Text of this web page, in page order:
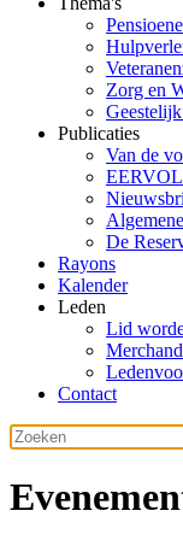
Zorg en
Publicaties
Van de
EERVOL
De
Rayons
Kalender
Leden
Lid
Contact